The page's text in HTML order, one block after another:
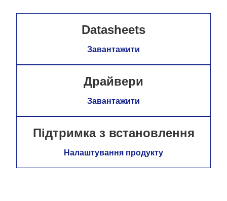
Datasheets
Завантажити
Драйвери
Завантажити
Підтримка з встановлення
Налаштування продукту